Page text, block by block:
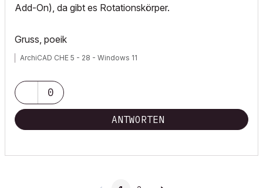
Add-On), da gibt es Rotationskörper.
Gruss, poeik
ArchiCAD CHE 5 - 28 - Windows 11
0
ANTWORTEN